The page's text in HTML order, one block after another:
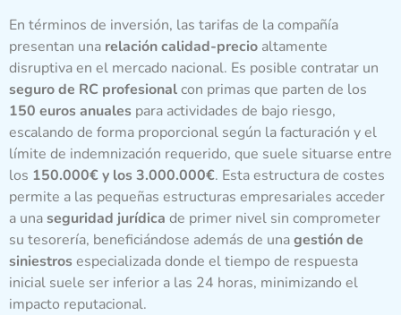
En términos de inversión, las tarifas de la compañía
presentan una relación calidad-precio altamente
disruptiva en el mercado nacional. Es posible contratar un
seguro de RC profesionalcon primas que parten de los
150 euros anuales para actividades de bajo riesgo,
escalando de forma proporcional según la facturación y el
límite de indemnización requerido, que suele situarse entre
los 150.000€ y los 3.000.000€. Esta estructura de costes
permite a las pequeñas estructuras empresariales acceder
a unaseguridad jurídica de primer nivel sin comprometer
su tesorería, beneficiándose además de unagestión de
siniestrosespecializada donde el tiempo de respuesta
inicial suele ser inferior a las 24 horas, minimizando el
impacto reputacional.